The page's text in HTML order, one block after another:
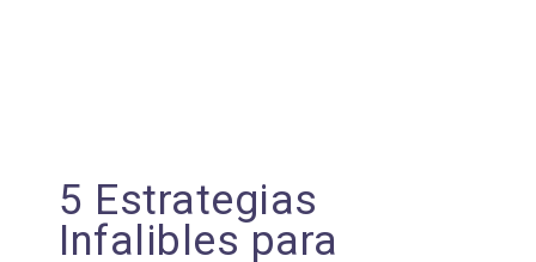
5 Estrategias
Infalibles para